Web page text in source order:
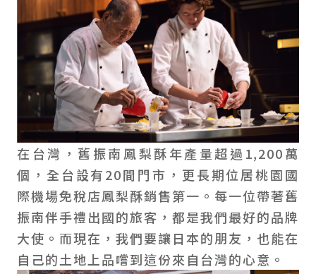
在台灣，舊振南鳳梨酥年產量超過1,200萬
個，全台設有20間門市，更長期位居桃園國
際機場免稅店鳳梨酥銷售第一。每一位帶著舊
振南伴手禮出國的旅客，都是我們最好的品牌
大使。而現在，我們要讓日本的朋友，也能在
自己的土地上品嚐到這份來自台灣的心意。